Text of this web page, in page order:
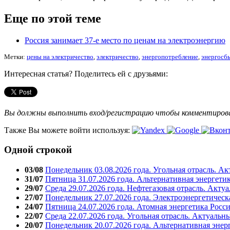
Еще по этой теме
Россия занимает 37-е место по ценам на электроэнергию
Метки: цены на электричество электричество энергопотребление
Интересная статья? Поделитесь ей с друзьями:
Вы должны выполнить вход/регистрацию чтобы
Также Вы можете войти используя:
Одной строкой
03/08 Понедельник 03.08.2026 года. Угольная отрасль.
31/07 Пятница 31.07.2026 года. Альтернативная
29/07 Среда 29.07.2026 года. Нефтегазовая отрасль.
27/07 Понедельник 27.07.2026 года.
24/07 Пятница 24.07.2026 года. Атомная энергетика
22/07 Среда 22.07.2026 года. Угольная отрасль.
20/07 Понедельник 20.07.2026 года. Альтернативная